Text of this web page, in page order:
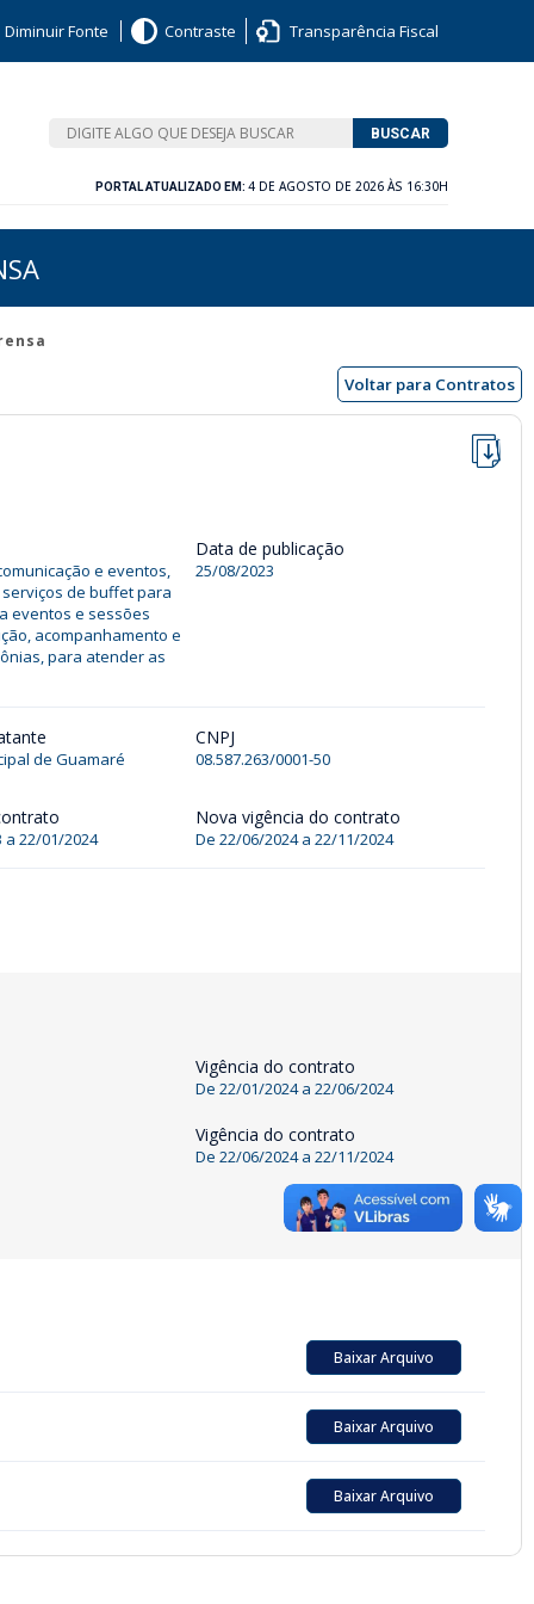
Diminuir Fonte Contraste Transparência Fiscal
BUSCAR
PORTAL ATUALIZADO EM: 4 DE AGOSTO DE 2026 ÀS 16:30H
Voltar para Contratos
e eventos,
de buffet para
eventos e sessões
acompanhamento e
para atender as
Data de publicação
25/08/2023
de Guamaré
CNPJ
08.587.263/0001-50
a 22/01/2024
Nova vigência do contrato
De 22/06/2024a 22/11/2024
Vigência do contrato
De 22/01/2024a 22/06/2024
Vigência do contrato
De 22/06/2024a 22/11/2024
Baixar Arquivo
Baixar Arquivo
Baixar Arquivo